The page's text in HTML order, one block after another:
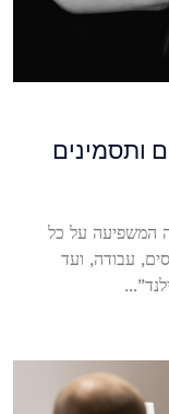
ותסמינים
המשפיעה על כל
עבודה, ועד